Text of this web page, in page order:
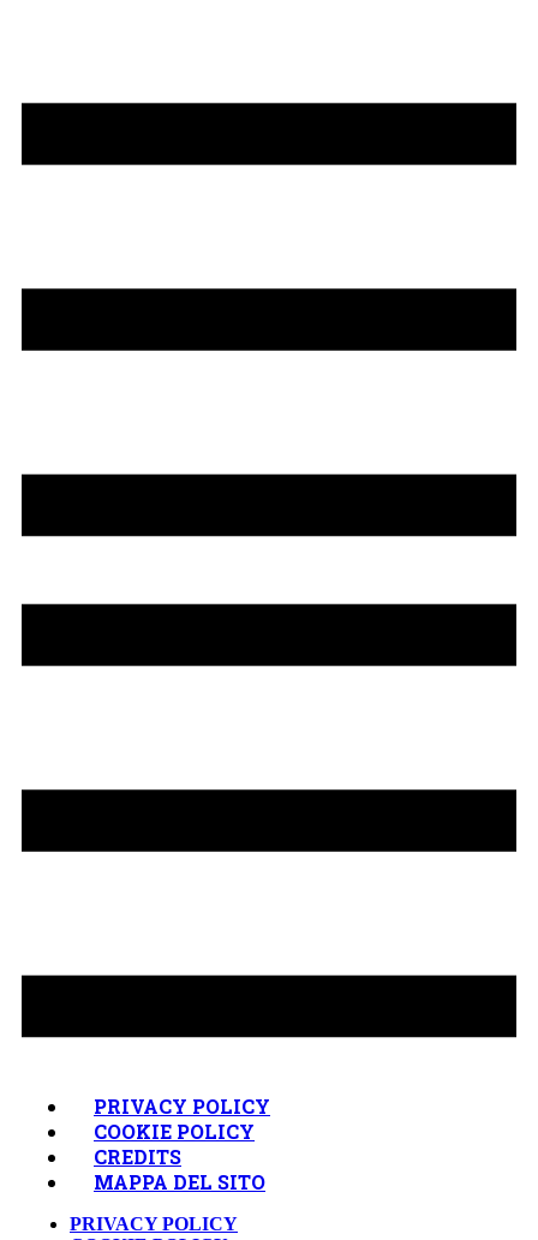
PRIVACY POLICY
COOKIE POLICY
CREDITS
MAPPA DEL SITO
PRIVACY POLICY